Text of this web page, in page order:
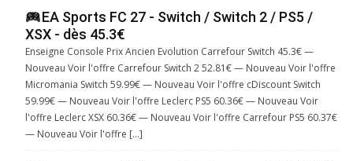
EA Sports FC 27 - Switch / Switch 2 / PS5 /
XSX - dès 45.3€
Enseigne Console Prix Ancien Evolution Carrefour Switch 45.3€ —
Nouveau Voir l'offre Carrefour Switch 2 52.81€ — Nouveau Voir l'offre
Micromania Switch 59.99€ — Nouveau Voir l'offre cDiscount Switch
59.99€ — Nouveau Voir l'offre Leclerc PS5 60.36€ — Nouveau Voir
l'offre Leclerc XSX 60.36€ — Nouveau Voir l'offre Carrefour PS5 60.37€
— Nouveau Voir l'offre […]